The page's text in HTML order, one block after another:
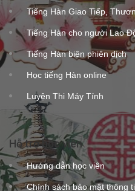
Tiếng Hàn Giao Tiếp,
Tiếng Hàn cho người Lao
Tiếng Hàn biên phiên dịch
Học tiếng Hàn online
Luyện Thi Máy Tính
Hỗ trợ học viên
Hướng dẫn học viên
Chính sách bảo mật thông